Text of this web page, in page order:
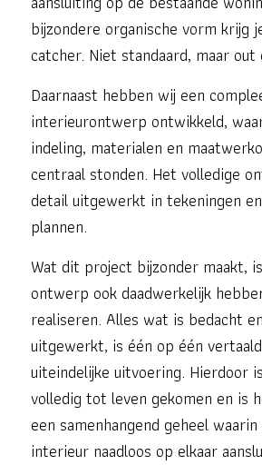
bijzondere organische vorm krijg
catcher. Niet standaard, maar
Daarnaast hebben wij een
interieurontwerp ontwikkeld,
indeling, materialen en
centraal stonden. Het volledige
detail uitgewerkt in tekeningen
plannen.
Wat dit project bijzonder maakt,
ontwerp ook daadwerkelijk
realiseren. Alles wat is bedacht
uitgewerkt, is één op één
uiteindelijke uitvoering. Hierdoor
volledig tot leven gekomen en is
een samenhangend geheel
interieur naadloos op elkaar